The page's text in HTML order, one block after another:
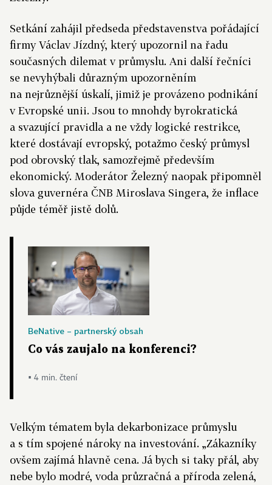
Setkání zahájil předseda představenstva pořádající
firmy Václav Jízdný, který upozornil na řadu
současných dilemat v průmyslu. Ani další řečníci
se nevyhýbali důrazným upozorněním
na nejrůznější úskalí, jimiž je provázeno podnikání
v Evropské unii. Jsou to mnohdy byrokratická
a svazující pravidla a ne vždy logické restrikce,
které dostávají evropský, potažmo český průmysl
pod obrovský tlak, samozřejmě především
ekonomický. Moderátor Železný naopak připomněl
slova guvernéra ČNB Miroslava Singera, že inflace
půjde téměř jistě dolů.
BeNative – partnerský obsah
Co vás zaujalo na konferenci?
▪ 4 min. čtení
Velkým tématem byla dekarbonizace průmyslu
a s tím spojené nároky na investování. „Zákazníky
ovšem zajímá hlavně cena. Já bych si taky přál, aby
nebe bylo modré, voda průzračná a příroda zelená,